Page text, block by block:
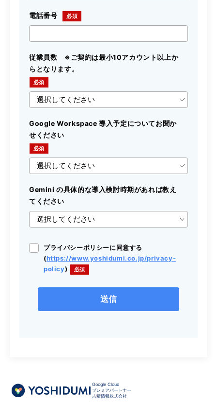
電話番号
従業員数 ※ご契約は最小10アカウント以上か
らとなります。
Google Workspace 導入予定についてお聞か
せください
Gemini の具体的な導入検討時期があれば教え
てください
プライバシーポリシーに同意する
(https://www.yoshidumi.co.jp/privacy-
policy)
Google Cloud
プレミアパートナー
吉積情報株式会社